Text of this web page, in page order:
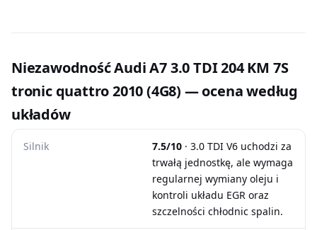
Niezawodność Audi A7 3.0 TDI 204 KM 7S
tronic quattro 2010 (4G8) — ocena według
układów
Silnik 7.5/10 · 3.0 TDI V6 uchodzi za
trwałą jednostkę, ale wymaga
regularnej wymiany oleju i
kontroli układu EGR oraz
szczelności chłodnic spalin.